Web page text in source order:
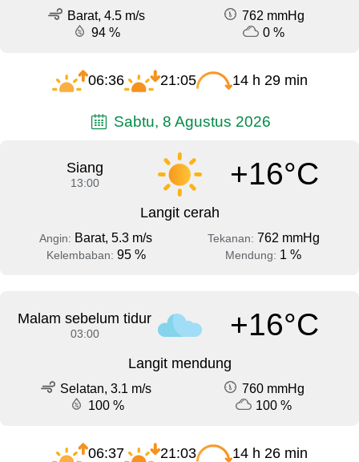
Barat, 4.5 m/s
762 mmHg
94 %
0 %
06:36 21:05 14 h 29 min
Sabtu, 8 Agustus 2026
Siang
13:00 +16°C
Langit cerah
Angin: Barat, 5.3 m/s Tekanan: 762 mmHg
Kelembaban: 95 % Mendung: 1 %
Malam sebelum tidur
03:00 +16°C
Langit mendung
Selatan, 3.1 m/s
760 mmHg
100 %
100 %
06:37 21:03 14 h 26 min